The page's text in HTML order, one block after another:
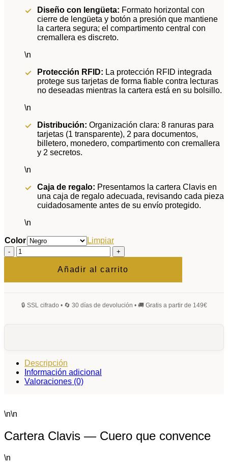
Diseño con lengüeta: Formato horizontal con
cierre de lengüeta y botón a presión que mantiene
la cartera segura; el compartimento central con
cremallera es discreto.
\n
Protección RFID: La protección RFID integrada
protege sus tarjetas de forma fiable contra lecturas
no deseadas mientras la cartera está en su bolsillo.
\n
Distribución: Organización clara: 8 ranuras para
tarjetas (1 transparente), 2 para documentos,
billetero, monedero, compartimento con cremallera
y 2 secretos.
\n
Caja de regalo: Presentamos la cartera Clavis en
una caja de regalo adecuada, revisando cada pieza
cuidadosamente antes de su envío protegido.
\n
Color
Limpiar
Cartera
Clavis
Añadir al carrito
Descripción
Información adicional
Valoraciones (0)
\n\n
Cartera Clavis — Cuero que convence
\n